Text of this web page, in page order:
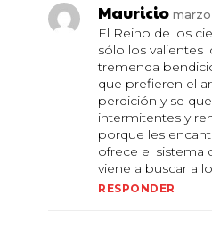
Mauricio marzo
El Reino de los
sólo los valientes
tremenda
que prefieren el
perdición y se
intermitentes y
porque les
ofrece el sistema
viene a buscar a
RESPONDER